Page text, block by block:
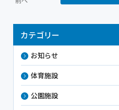
カテゴリー
お知らせ
体育施設
公園施設